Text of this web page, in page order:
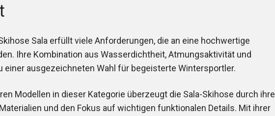
Sala erfüllt viele Anforderungen, die an eine hochwertige
Ihre Kombination aus Wasserdichtheit, Atmungsaktivität und
einer ausgezeichneten Wahl für begeisterte Wintersportler.
Modellen in dieser Kategorie überzeugt die Sala-Skihose durch ihre
und den Fokus auf wichtigen funktionalen Details. Mit ihrer